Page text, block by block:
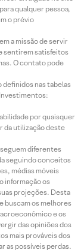
qualquer pessoa,
o prévio
a missão de servir
sentirem satisfeitos
O contato pode
definidos nas tabelas
por quaisquer
da utilização deste
seguem diferentes
seguindo conceitos
médias móveis
informação os
projeções. Desta
buscam os melhores
e os
das opiniões dos
mais prováveis dos
as possíveis perdas.